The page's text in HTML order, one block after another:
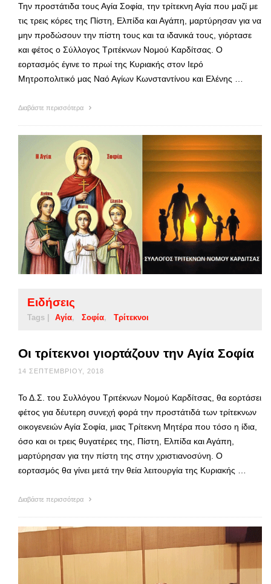
Την προστάτιδα τους Αγία Σοφία, την τρίτεκνη Αγία που μαζί με
τις τρεις κόρες της Πίστη, Ελπίδα και Αγάπη, μαρτύρησαν για να
μην προδώσουν την πίστη τους και τα ιδανικά τους, γιόρτασε
και φέτος ο Σύλλογος Τριτέκνων Νομού Καρδίτσας. Ο
εορτασμός έγινε το πρωί της Κυριακής στον Ιερό
Μητροπολιτικό μας Ναό Αγίων Κωνσταντίνου και Ελένης …
Διαβάστε περισσότερα
Ειδήσεις
Tags | Αγία Σοφία Τρίτεκνοι
Οι τρίτεκνοι γιορτάζουν την Αγία Σοφία
14 ΣΕΠΤΕΜΒΡΊΟΥ, 2018
Το Δ.Σ. του Συλλόγου Τριτέκνων Νομού Καρδίτσας, θα εορτάσει
φέτος για δέυτερη συνεχή φορά την προστάτιδά των τρίτεκνων
οικογενειών Αγία Σοφία, μιας Τρίτεκνη Μητέρα που τόσο η ίδια,
όσο και οι τρεις θυγατέρες της, Πίστη, Ελπίδα και Αγάπη,
μαρτύρησαν για την πίστη της στην χριστιανοσύνη. Ο
εορτασμός θα γίνει μετά την θεία λειτουργία της Κυριακής …
Διαβάστε περισσότερα